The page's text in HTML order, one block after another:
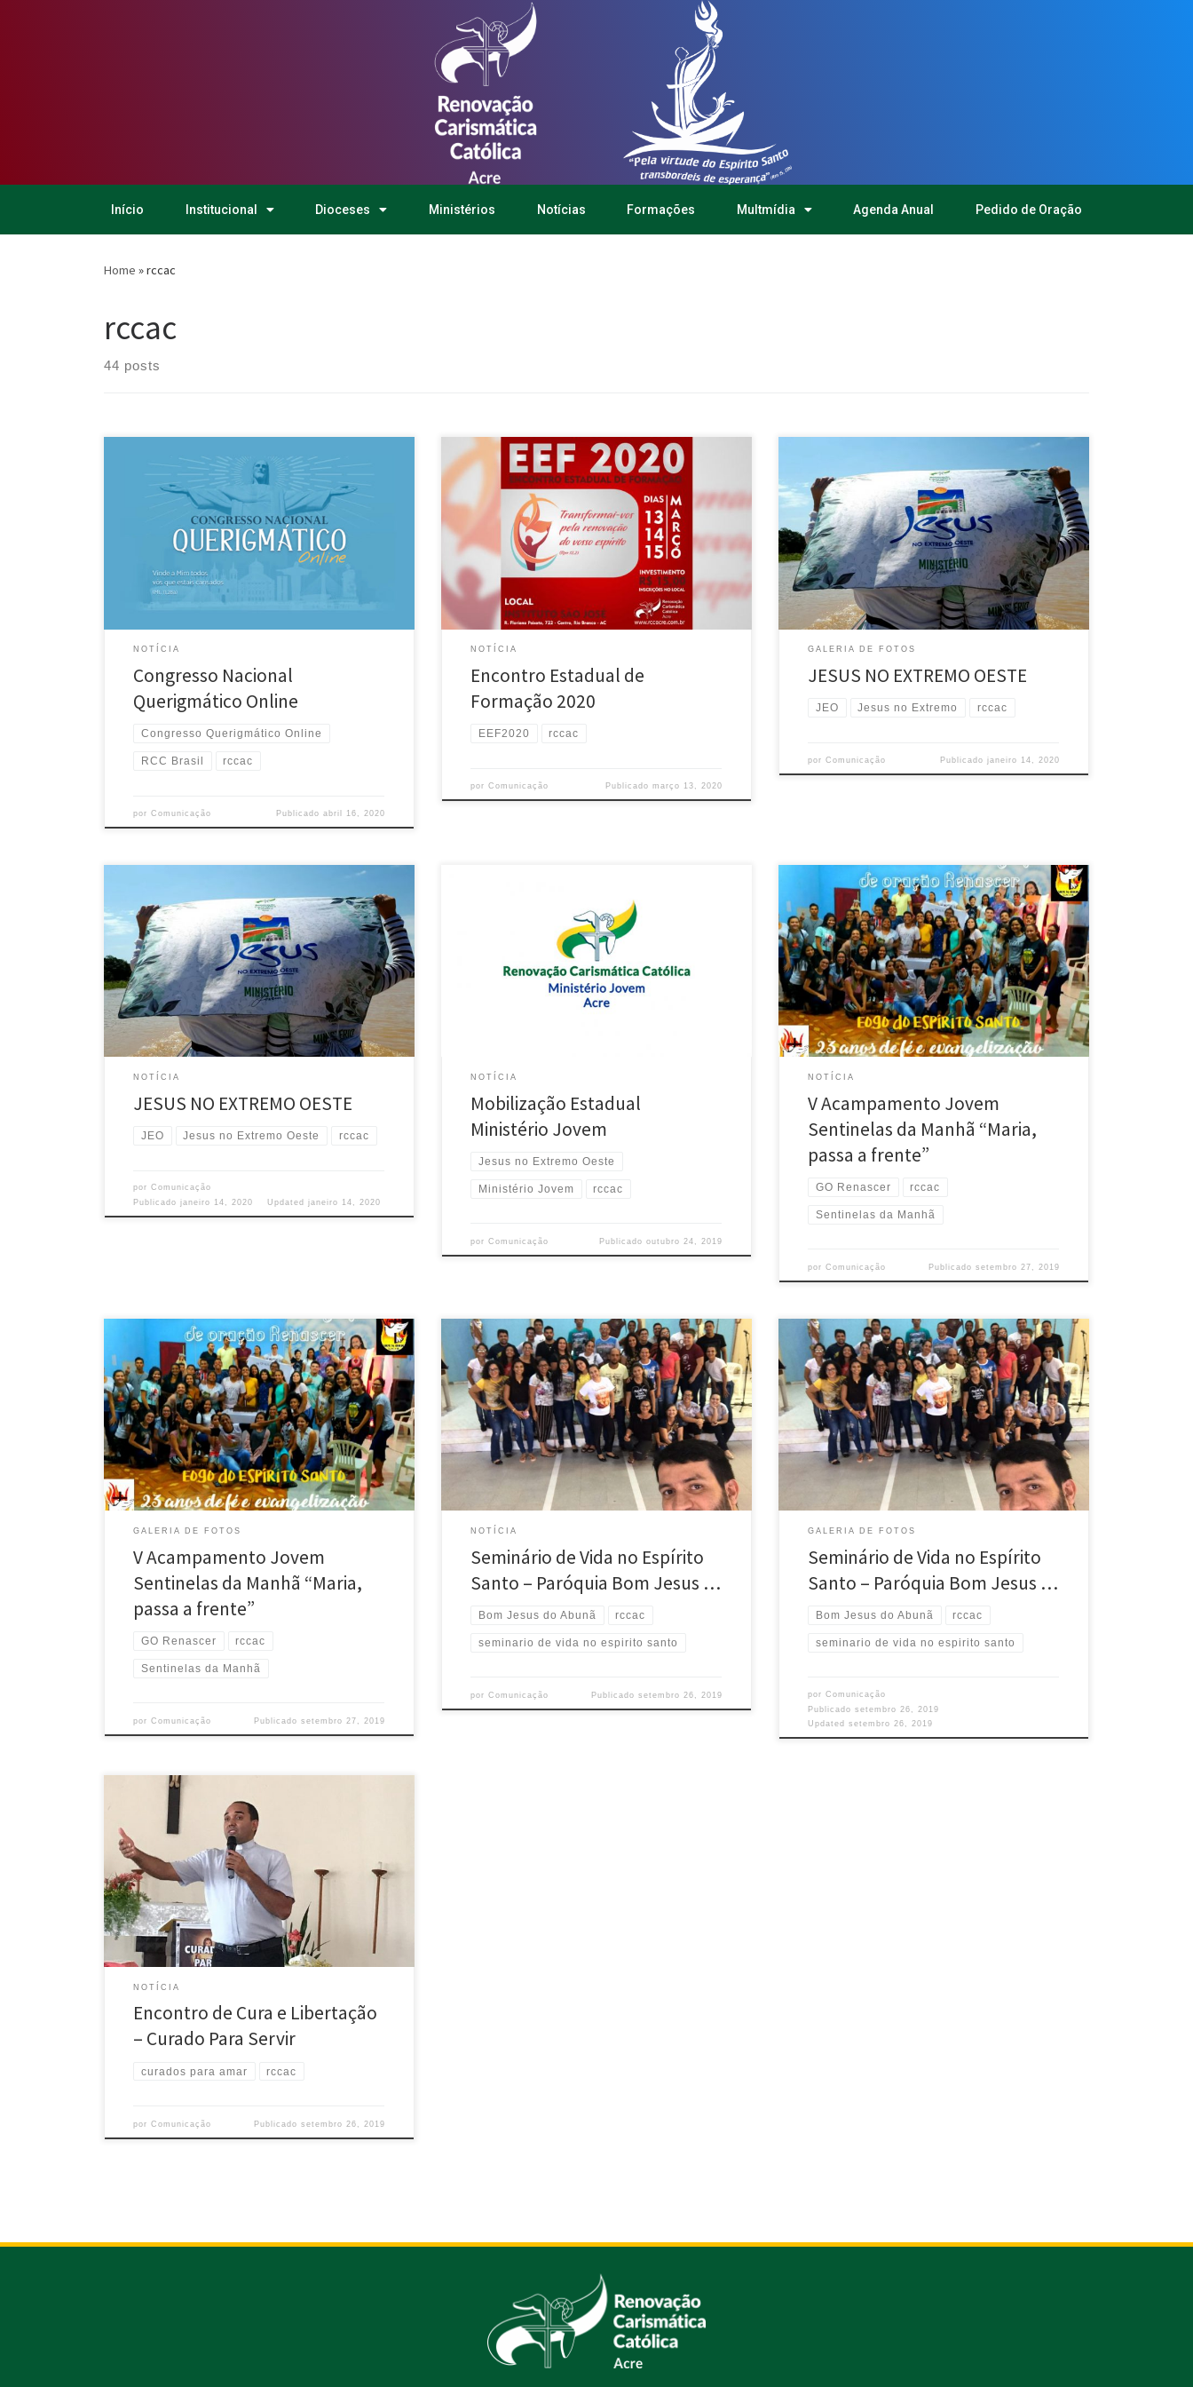
Início Institucional Dioceses Ministérios Notícias Formações Multmídia Agenda Anual Pedido de Oração
Home »rccac
rccac
44 posts
A Renovação Carismática Católica Brasil divulgou a
data do “Congresso Nacional Querigmático Online”,
que acontecerá de 1 a 3 de maio. O evento terá a
participação nosso coordenador nacional, Vinicius
Simões, e nomes como Patti Gallagher Mansfield, Jim
Murphy, e na música, Eliana Ribeiro, Irmã Ana Paula e
Olívia Ferreira, […]
NOTÍCIA
Congresso Nacional
Querigmático Online
Congresso Querigmático Online
RCC Brasil rccac
porComunicação Publicado abril 16, 2020
A RCC Acre como de costume proverá os Encontros
Estaduais de Formação nas dioceses de Rio Branco e
Cruzeiro do Sul. As datas já estão disponíveis em nossa
agenda. Terá início primeiramente na Diocese de Rio
Branco nessa sexta, 13 de março, às 19:15h com uma
missa presidida pelo Pe. […]
NOTÍCIA
Encontro Estadual de
Formação 2020
EEF2020 rccac
porComunicação Publicado março 13, 2020
GALERIA DE FOTOS
JESUS NO EXTREMO OESTE
JEO Jesus no Extremo rccac
porComunicação Publicado janeiro 14, 2020
A Renovação Carismática Católica, por meio do
Ministério Jovem, deu início a missão Jesus no
Extremo Oeste que está acontecendo na cidade de
Cruzeiro do Sul, com jovens de todo o Estado do
Acre. “Amar como Jesus amou, pensar como Jesus
pensou” foi a convocação que Dom Flávio Giovenale,
bispo […]
NOTÍCIA
JESUS NO EXTREMO OESTE
JEO Jesus no Extremo Oeste rccac
porComunicação
Publicadojaneiro 14, 2020 Updatedjaneiro 14, 2020
Neste domingo, 20/10/2019, o Ministério Jovem Acre
realizou uma ação evangelizadora em diversas
cidades do nosso Estado com o objetivo de
DESPERTAR o coração dos jovens para a MISSÃO JESUS
NO EXTREMO OESTE que acontecerá em janeiro de
2020. A data foi escolhida por ser o dia mundial das
NOTÍCIA
Mobilização Estadual
Ministério Jovem
Jesus no Extremo Oeste
Ministério Jovem rccac
porComunicação Publicado outubro 24, 2019
Dias 21 e 22 de setembro de 2019, Eirunepé pôde
experimentar uma grande graça no V Acampamento
Jovem Sentinelas da manhã, com o Tema: ” Maria,
passa à frente” e a presença do coordenador
diocesano de Rio Branco José Adelson. Esse retiro
teve ” um sabor especial” porque nele,
comemoramos […]
NOTÍCIA
V Acampamento Jovem
Sentinelas da Manhã “Maria,
passa a frente”
GO Renascer rccac
Sentinelas da Manhã
porComunicação Publicado setembro 27, 2019
GALERIA DE FOTOS
V Acampamento Jovem
Sentinelas da Manhã “Maria,
passa a frente”
GO Renascer rccac
Sentinelas da Manhã
porComunicação Publicado setembro 27, 2019
A Paróquia Bom Jesus do Abunã, realizou neste final
de semana a “Seminário de Vida no Espirito Santo. O
qual iniciou na sexta-feira 20 de setembro, com a
santa missa em ação de graças, celebrado pelo Pe.
Everton, vindo de Senador Guiomar, acompanho no
Sábado e Domingo o Pe. Joaquim, […]
NOTÍCIA
Seminário de Vida no Espírito
Santo – Paróquia Bom Jesus …
Bom Jesus do Abunã rccac
seminario de vida no espirito santo
porComunicação Publicado setembro 26, 2019
GALERIA DE FOTOS
Seminário de Vida no Espírito
Santo – Paróquia Bom Jesus …
Bom Jesus do Abunã rccac
seminario de vida no espirito santo
porComunicação
Publicadosetembro 26, 2019
Updatedsetembro 26, 2019
No último final de semana, de 20 a 22 de setembro,
foi realizado o Encontro de Cura e Libertação que
teve como tema Curados para amar e servir, na
Paróquia Nossa Senhora do Rosário, em Cruzeiro do
Sul-AC. Contamos com a presença do Pe. Jefferson,
do Ministério de Cura e […]
NOTÍCIA
Encontro de Cura e Libertação
– Curado Para Servir
curados para amar rccac
porComunicação Publicado setembro 26, 2019